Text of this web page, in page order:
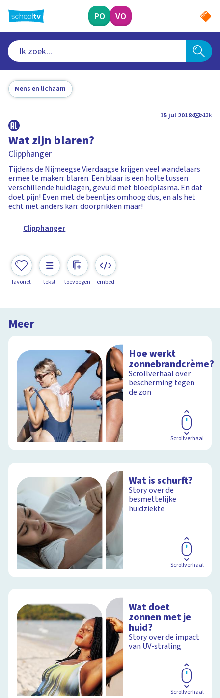
naar
hoofdinhoud
PO VO
Mens en lichaam
15 jul 2018 13k
Wat zijn blaren?
Clipphanger
Tijdens de Nijmeegse Vierdaagse krijgen veel wandelaars
ermee te maken: blaren. Een blaar is een holte tussen
verschillende huidlagen, gevuld met bloedplasma. En dat
doet pijn! Even met de beentjes omhoog dus, en als het
echt niet anders kan: doorprikken maar!
Clipphanger
favoriet tekst toevoegen embed
Meer
Hoe werkt
zonnebrandcrème?
Scrollverhaal over
bescherming tegen
de zon
Scrollverhaal
Wat is schurft?
Story over de
besmettelijke
huidziekte
Scrollverhaal
Wat doet
zonnen met je
huid?
Story over de impact
van UV-straling
Scrollverhaal